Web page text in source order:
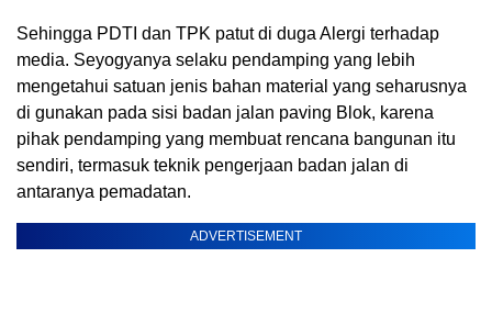
Sehingga PDTI dan TPK patut di duga Alergi terhadap
media. Seyogyanya selaku pendamping yang lebih
mengetahui satuan jenis bahan material yang seharusnya
di gunakan pada sisi badan jalan paving Blok, karena
pihak pendamping yang membuat rencana bangunan itu
sendiri, termasuk teknik pengerjaan badan jalan di
antaranya pemadatan.
ADVERTISEMENT